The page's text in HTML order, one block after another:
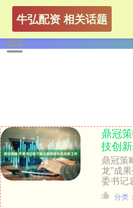
牛弘配资 相关话题
鼎冠
技创
鼎冠策
龙”成
委书记
并召
习近平
分类